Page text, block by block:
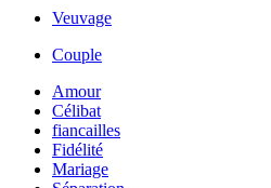
Veuvage
Couple
Amour
Célibat
fiancailles
Fidélité
Mariage